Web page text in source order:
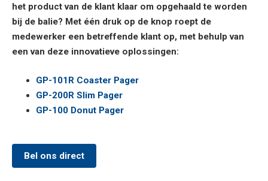
het product van de klant klaar om opgehaald te worden
bij de balie? Met één druk op de knop roept de
medewerker een betreffende klant op, met behulp van
een van deze innovatieve oplossingen:
GP-101R Coaster Pager
GP-200R Slim Pager
GP-100 Donut Pager
Bel ons direct